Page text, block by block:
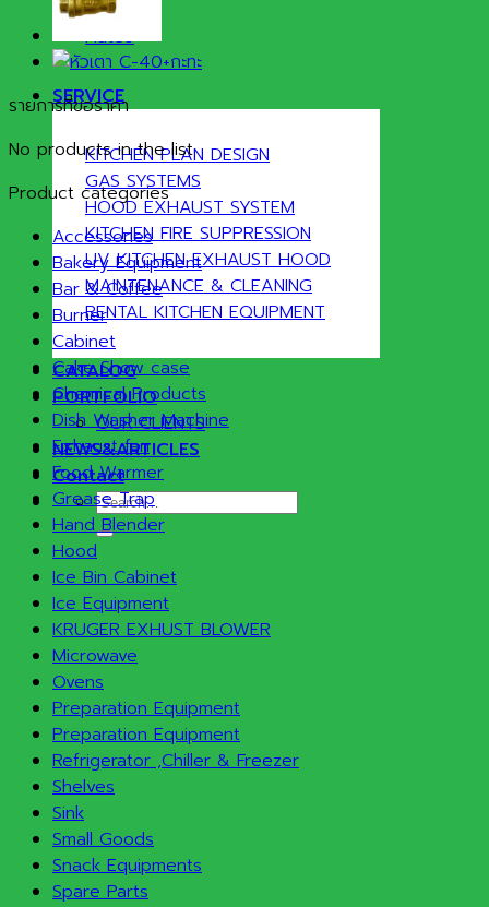
Sammic
Hatco
SERVICE
KITCHEN PLAN DESIGN
GAS SYSTEMS
HOOD EXHAUST SYSTEM
KITCHEN FIRE SUPPRESSION
UV KITCHEN EXHAUST HOOD
MAINTENANCE & CLEANING
RENTAL KITCHEN EQUIPMENT
CATALOG
PORTFOLIO
OUR CLIENTS
NEWS&ARTICLES
Contact
Search
for:
รายการที่ขอราคา
No products in the list
Product categories
Accessories
Bakery Equipment
Bar & Coffee
Burner
Cabinet
Cake Show case
Chemical Products
Dish Washer Machine
Exhaust fan
Food Warmer
Grease Trap
Hand Blender
Hood
Ice Bin Cabinet
Ice Equipment
KRUGER EXHUST BLOWER
Microwave
Ovens
Preparation Equipment
Preparation Equipment
Refrigerator ,Chiller & Freezer
Shelves
Sink
Small Goods
Snack Equipments
Spare Parts